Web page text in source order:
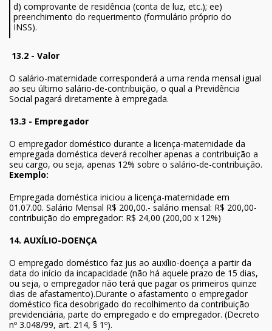
d) comprovante de residência (conta de luz, etc.); ee)
preenchimento do requerimento (formulário próprio do
INSS).
13.2 - Valor
O salário-maternidade corresponderá a uma renda mensal igual
ao seu último salário-de-contribuição, o qual a Previdência
Social pagará diretamente à empregada.
13.3 - Empregador
O empregador doméstico durante a licença-maternidade da
empregada doméstica deverá recolher apenas a contribuição a
seu cargo, ou seja, apenas 12% sobre o salário-de-contribuição.
Exemplo:
Empregada doméstica iniciou a licença-maternidade em
01.07.00. Salário Mensal R$ 200,00.- salário mensal: R$ 200,00-
contribuição do empregador: R$ 24,00 (200,00 x 12%)
14. AUXÍLIO-DOENÇA
O empregado doméstico faz jus ao auxílio-doença a partir da
data do início da incapacidade (não há aquele prazo de 15 dias,
ou seja, o empregador não terá que pagar os primeiros quinze
dias de afastamento).Durante o afastamento o empregador
doméstico fica desobrigado do recolhimento da contribuição
previdenciária, parte do empregado e do empregador. (Decreto
nº 3.048/99, art. 214, § 1º).